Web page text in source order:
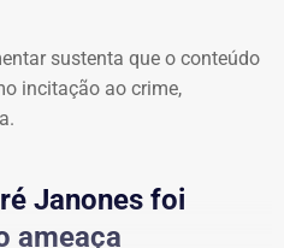
Pública, Polícia
sustenta que o conteúdo
incitação ao crime,
Janones foi
ameaça